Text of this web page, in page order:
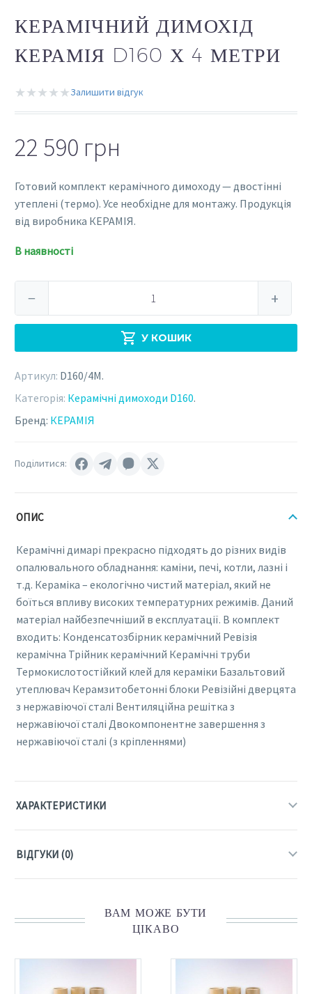
КЕРАМІЧНИЙ ДИМОХІД
КЕРАМІЯ D160 Х 4 МЕТРИ
★★★★★Залишити відгук
22 590 грн
Готовий комплект керамічного димоходу — двостінні
утеплені (термо). Усе необхідне для монтажу. Продукція
від виробника КЕРАМІЯ.
В наявності
КЕРАМІЯ
4
метри
кількість
− +
У КОШИК
Артикул: D160/4M.
Категорія: Керамічні димоходи D160.
Бренд: КЕРАМІЯ
Поділитися:
ОПИС
Керамічні димарі прекрасно підходять до різних видів
опалювального обладнання: каміни, печі, котли, лазні і
т.д. Кераміка – екологічно чистий матеріал, який не
боїться впливу високих температурних режимів. Даний
матеріал найбезпечніший в експлуатації. В комплект
входить: Конденсатозбірник керамічний Ревізія
керамічна Трійник керамічний Керамічні труби
Термокислотостійкий клей для кераміки Базальтовий
утеплювач Керамзитобетонні блоки Ревізійні дверцята
з нержавіючої сталі Вентиляційна решітка з
нержавіючої сталі Двокомпонентне завершення з
нержавіючої сталі (з кріпленнями)
ХАРАКТЕРИСТИКИ
ВІДГУКИ (0)
ВАМ МОЖЕ БУТИ
ЦІКАВО